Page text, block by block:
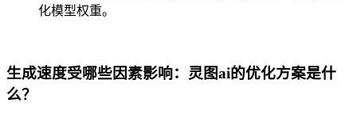
化模型权重。
生成速度受哪些因素影响：灵图ai的优化方案是什
么？